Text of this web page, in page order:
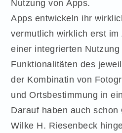
Nutzung von Apps.
Apps entwickeln ihr
vermutlich wirklich erst im
einer integrierten
Funktionalitäten des
der Kombinatin von
und Ortsbestimmung in
Darauf haben auch schon
Wilke H. Riesenbeck